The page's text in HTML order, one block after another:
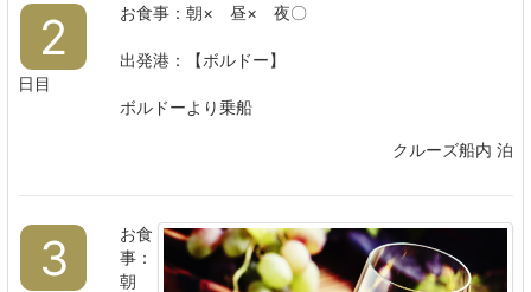
2
日目
お食事：朝× 昼× 夜〇
出発港：【ボルドー】
ボルドーより乗船
クルーズ船内 泊
3
お食
事：
朝